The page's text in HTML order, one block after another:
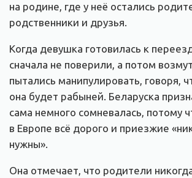
на родине, где у неё остались
родственники и друзья.
Когда девушка готовилась к
сначала не поверили, а потом
пытались манипулировать, говоря,
она будет рабыней. Беларуска
сама немного сомневалась, потому
в Европе всё дорого и приезжие
нужны».
Она отмечает, что родители